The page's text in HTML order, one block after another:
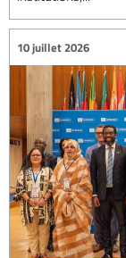
10 juillet 2026